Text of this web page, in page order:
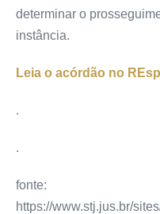
determinar o
instância.
Leia o acórdão no REsp
.
.
fonte:
https://www.stj.jus.br/